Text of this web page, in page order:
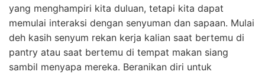
yang menghampiri kita duluan, tetapi kita dapat
memulai interaksi dengan senyuman dan sapaan. Mulai
deh kasih senyum rekan kerja kalian saat bertemu di
pantry atau saat bertemu di tempat makan siang
sambil menyapa mereka. Beranikan diri untuk